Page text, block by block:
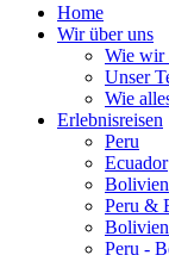
Home
Wir über uns
Wie wir
Unser
Wie
Erlebnisreisen
Peru
Ecuador
Bolivien
Peru &
Peru -